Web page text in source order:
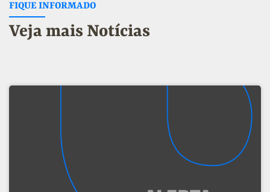
FIQUE INFORMADO
Veja mais Notícias